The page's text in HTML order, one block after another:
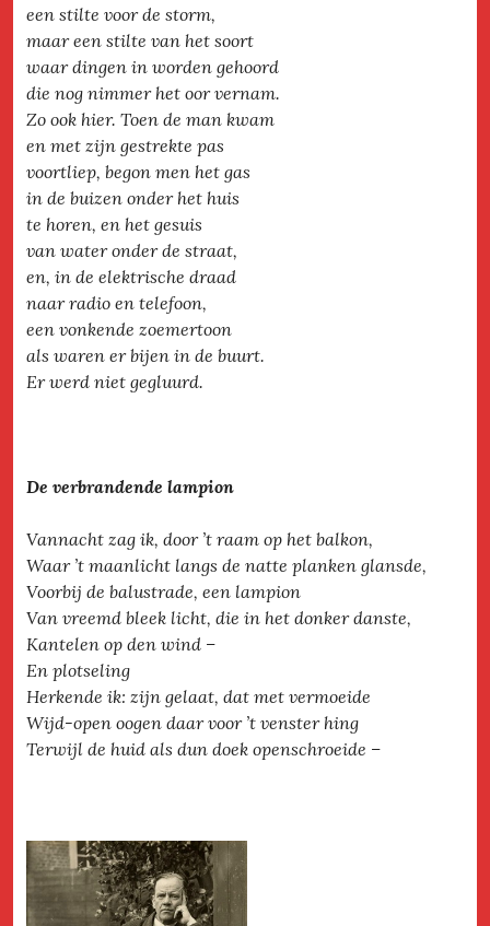
een stilte voor de storm,
maar een stilte van het soort
waar dingen in worden gehoord
die nog nimmer het oor vernam.
Zo ook hier. Toen de man kwam
en met zijn gestrekte pas
voortliep, begon men het gas
in de buizen onder het huis
te horen, en het gesuis
van water onder de straat,
en, in de elektrische draad
naar radio en telefoon,
een vonkende zoemertoon
als waren er bijen in de buurt.
Er werd niet gegluurd.
De verbrandende lampion
Vannacht zag ik, door ’t raam op het balkon,
Waar ’t maanlicht langs de natte planken glansde,
Voorbij de balustrade, een lampion
Van vreemd bleek licht, die in het donker danste,
Kantelen op den wind –
En plotseling
Herkende ik: zijn gelaat, dat met vermoeide
Wijd-open oogen daar voor ’t venster hing
Terwijl de huid als dun doek openschroeide –